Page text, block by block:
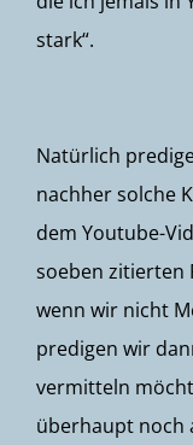
stark“.
Natürlich
nachher solche
dem Youtube-
soeben zitierten
wenn wir nicht
predigen wir
vermitteln
überhaupt noch